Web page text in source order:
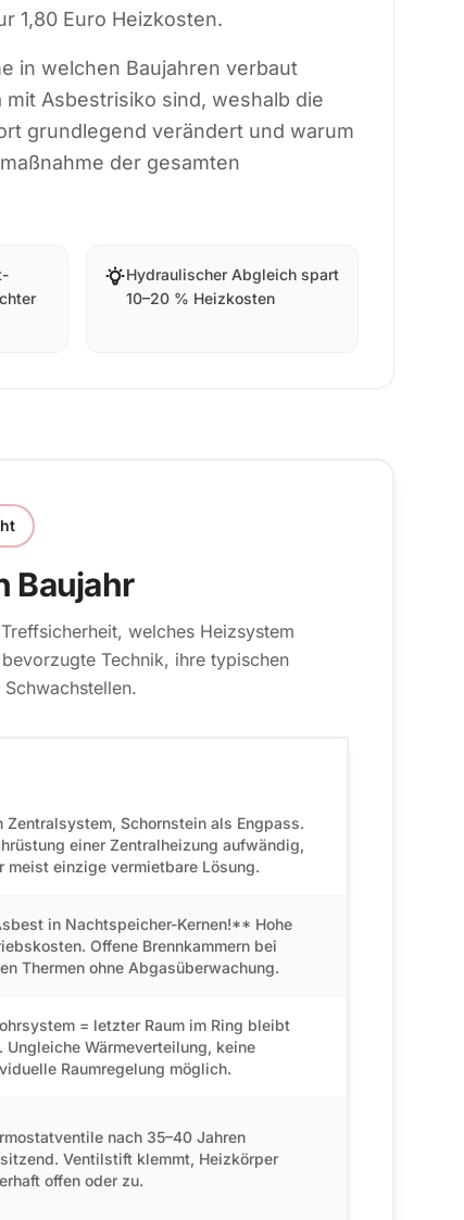
1,80 Euro Heizkosten.
in welchen Baujahren verbaut
Asbestrisiko sind, weshalb die
grundlegend verändert und warum
der gesamten
Hydraulischer Abgleich spart
10–20 % Heizkosten
Baujahr
welches Heizsystem
Technik, ihre typischen
Zentralsystem, Schornstein als Engpass.
einer Zentralheizung aufwändig,
meist einzige vermietbare Lösung.
in Nachtspeicher-Kernen!** Hohe
Offene Brennkammern bei
Thermen ohne Abgasüberwachung.
= letzter Raum im Ring bleibt
Ungleiche Wärmeverteilung, keine
Raumregelung möglich.
nach 35–40 Jahren
Ventilstift klemmt, Heizkörper
offen oder zu.